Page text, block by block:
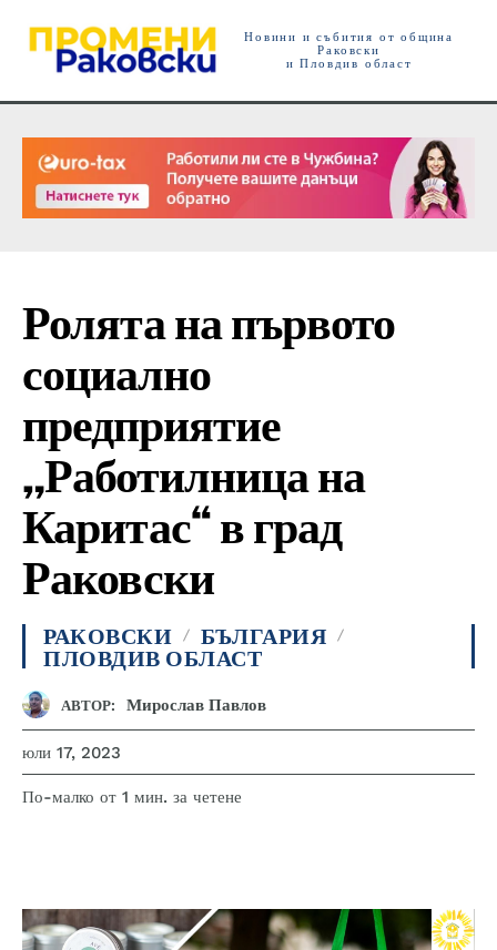
Новини и събития от община
Раковски
и Пловдив област
Ролята на първото
социално
предприятие
„Работилница на
Каритас“ в град
Раковски
РАКОВСКИ
БЪЛГАРИЯ
ПЛОВДИВ ОБЛАСТ
АВТОР: Мирослав Павлов
юли 17, 2023
По-малко от 1 мин. за четене